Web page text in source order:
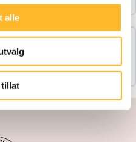
alle
tillat
Eldre arbeidstakere på